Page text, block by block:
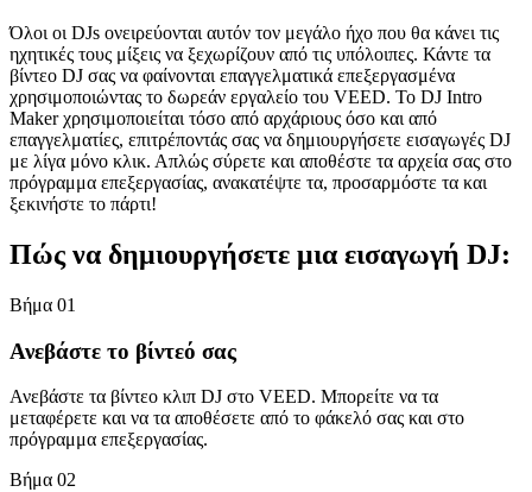
Όλοι οι DJs ονειρεύονται αυτόν τον μεγάλο ήχο που θα κάνει τις
ηχητικές τους μίξεις να ξεχωρίζουν από τις υπόλοιπες. Κάντε τα
βίντεο DJ σας να φαίνονται επαγγελματικά επεξεργασμένα
χρησιμοποιώντας το δωρεάν εργαλείο του VEED. Το DJ Intro
Maker χρησιμοποιείται τόσο από αρχάριους όσο και από
επαγγελματίες, επιτρέποντάς σας να δημιουργήσετε εισαγωγές DJ
με λίγα μόνο κλικ. Απλώς σύρετε και αποθέστε τα αρχεία σας στο
πρόγραμμα επεξεργασίας, ανακατέψτε τα, προσαρμόστε τα και
ξεκινήστε το πάρτι!
Πώς να δημιουργήσετε μια εισαγωγή DJ:
Βήμα 01
Ανεβάστε το βίντεό σας
Ανεβάστε τα βίντεο κλιπ DJ στο VEED. Μπορείτε να τα
μεταφέρετε και να τα αποθέσετε από το φάκελό σας και στο
πρόγραμμα επεξεργασίας.
Βήμα 02